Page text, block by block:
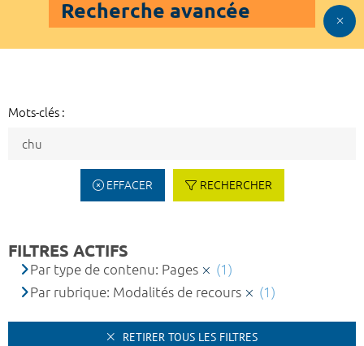
Recherche avancée
Mots-clés :
EFFACER RECHERCHER
FILTRES ACTIFS
Par type de contenu: Pages
(1)
Par rubrique: Modalités de recours
(1)
RETIRER TOUS LES FILTRES